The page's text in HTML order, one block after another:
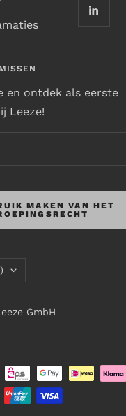
en ontdek als eerste
Leeze!
MAKEN VAN HET
GmbH